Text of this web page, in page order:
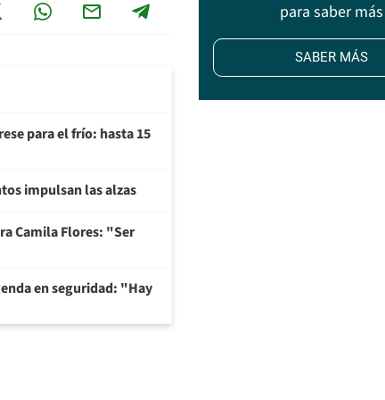
para el frío: hasta 15
impulsan las alzas
Camila Flores: "Ser
en seguridad: "Hay
para saber más
SABER MÁS